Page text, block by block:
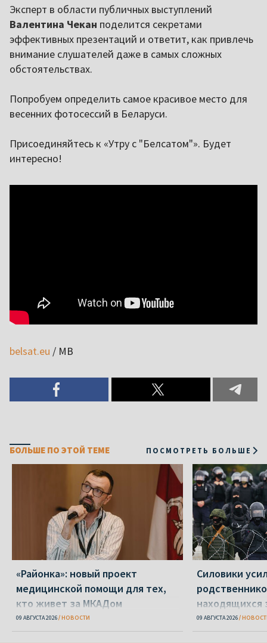
Эксперт в области публичных выступлений
Валентина Чекан поделится секретами
эффективных презентаций и ответит, как привлечь
внимание слушателей даже в самых сложных
обстоятельствах.
Попробуем определить самое красивое место для
весенних фотосессий в Беларуси.
Присоединяйтесь к «Утру с "Белсатом"». Будет
интересно!
belsat.eu / МВ
БОЛЬШЕ ПО ЭТОЙ ТЕМЕ ПОСМОТРЕТЬ БОЛЬШЕ
«Районка»: новый проект
медицинской помощи для тех,
кто живет за МКАДом
09 АВГУСТА 2026 НОВОСТИ
Силовики
находящихся
09 АВГУСТА 2026